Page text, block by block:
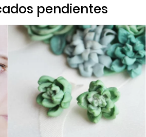
pendientes